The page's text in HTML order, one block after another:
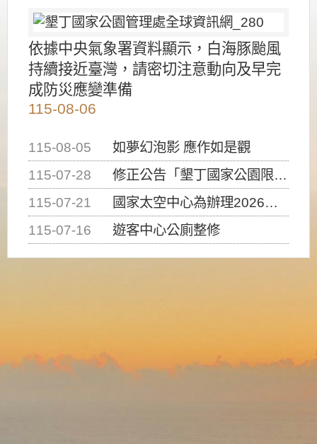
依據中央氣象署資料顯示，白海豚颱風
持續接近臺灣，請密切注意動向及早完
成防災應變準備
115-08-06
115-08-05
如夢幻泡影 應作如是觀
115-07-28
修正公告「墾丁國家公園限制水域遊憩活動之種類、範圍、時間及行為」，自即日生效。
115-07-21
國家太空中心為辦理2026台灣盃火箭競賽，陸、海、空域警戒及協調相關事宜，因颱風備案事宜
115-07-16
遊客中心公廁整修